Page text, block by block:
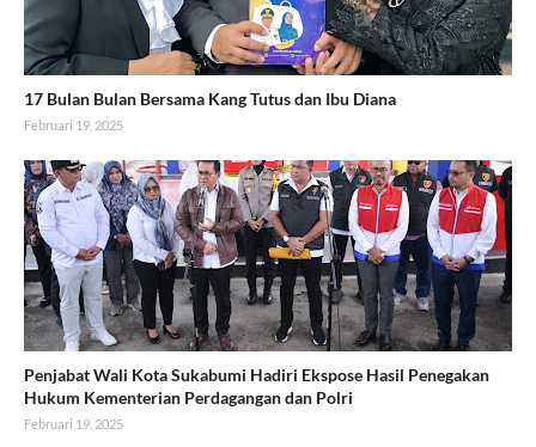
17 Bulan Bulan Bersama Kang Tutus dan Ibu Diana
Februari 19, 2025
Penjabat Wali Kota Sukabumi Hadiri Ekspose Hasil Penegakan
Hukum Kementerian Perdagangan dan Polri
Februari 19, 2025